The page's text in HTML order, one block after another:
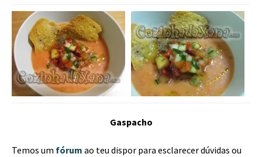
Gaspacho
Temos um fórum ao teu dispor para esclarecer dúvidas ou